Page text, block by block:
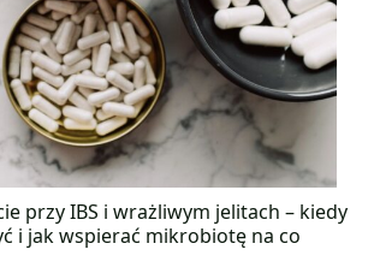
przy IBS i wrażliwym jelitach – kiedy
i jak wspierać mikrobiotę na co